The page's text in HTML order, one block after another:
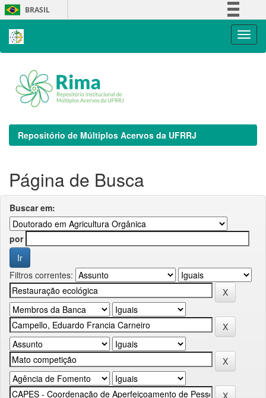
Skip
navigation
BRASIL
Repositório de Múltiplos Acervos da UFRRJ
Página de Busca
Buscar em:
por
Filtros correntes: